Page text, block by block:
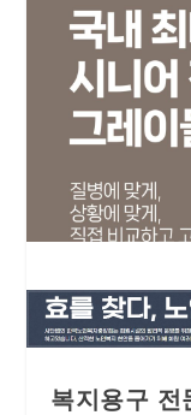
복지용구 전